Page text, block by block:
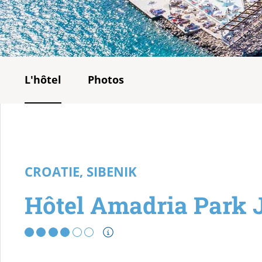
L'hôtel Photos
CROATIE, SIBENIK
Hôtel Amadria Park